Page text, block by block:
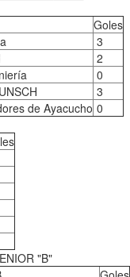
Goles
3
2
0
3
de Ayacucho 0
"B"